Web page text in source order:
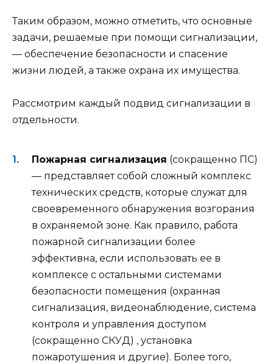
Таким образом, можно отметить, что основные
задачи, решаемые при помощи сигнализации,
— обеспечение безопасности и спасение
жизни людей, а также охрана их имущества.
Рассмотрим каждый подвид сигнализации в
отдельности.
Пожарная сигнализация (сокращенно ПС)
— представляет собой сложный комплекс
технических средств, которые служат для
своевременного обнаружения возгорания
в охраняемой зоне. Как правило, работа
пожарной сигнализации более
эффективна, если использовать ее в
комплексе с остальными системами
безопасности помещения (охранная
сигнализация, видеонаблюдение, система
контроля и управления доступом
(сокращенно СКУД) , установка
пожаротушения и другие). Более того,